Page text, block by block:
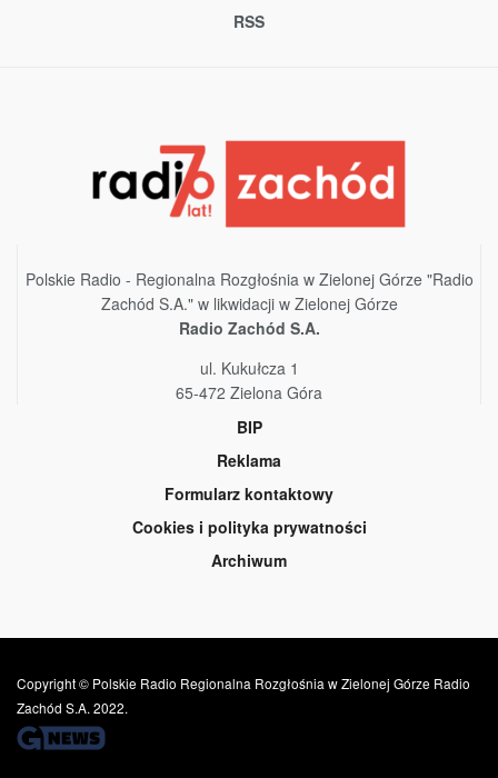
RSS
Polskie Radio - Regionalna Rozgłośnia w Zielonej Górze "Radio
Zachód S.A." w likwidacji w Zielonej Górze
Radio Zachód S.A.
ul. Kukułcza 1
65-472 Zielona Góra
BIP
Reklama
Formularz kontaktowy
Cookies i polityka prywatności
Archiwum
Copyright © Polskie Radio Regionalna Rozgłośnia w Zielonej Górze Radio
Zachód S.A. 2022.